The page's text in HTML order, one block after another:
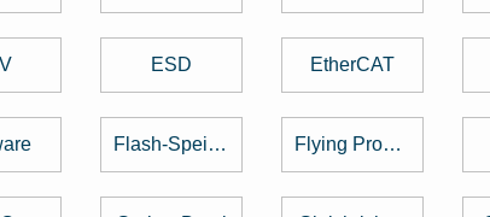
ESD EtherCAT
Flash-Speicher Flying Probe Test